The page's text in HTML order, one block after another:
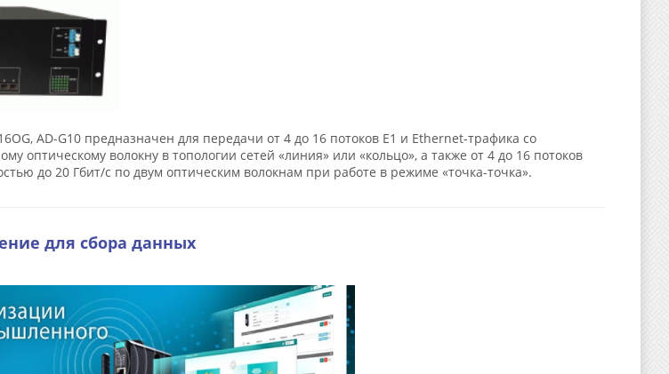
AD-G10 предназначен для передачи от 4 до 16 потоков Е1 и Ethernet-трафика со
оптическому волокну в топологии сетей «линия» или «кольцо», а также от 4 до 16 потоков
до 20 Гбит/с по двум оптическим волокнам при работе в режиме «точка-точка».
для сбора данных